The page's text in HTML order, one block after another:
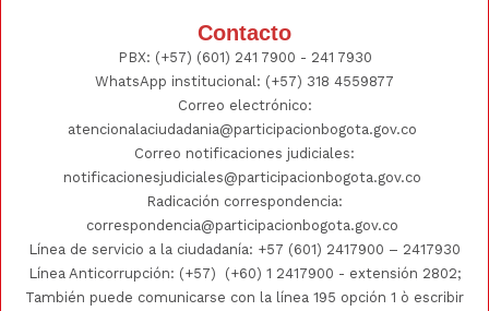
Contacto
PBX: (+57) (601) 241 7900 - 241 7930
WhatsApp institucional: (+57) 318 4559877
Correo electrónico:
atencionalaciudadania@participacionbogota.gov.co
Correo notificaciones judiciales:
notificacionesjudiciales@participacionbogota.gov.co
Radicación correspondencia:
correspondencia@participacionbogota.gov.co
Línea de servicio a la ciudadanía: +57 (601) 2417900 – 2417930
Línea Anticorrupción: (+57)
(+60) 1 2417900 - extensión 2802;
También puede comunicarse con la línea 195 opción 1 ò escribir